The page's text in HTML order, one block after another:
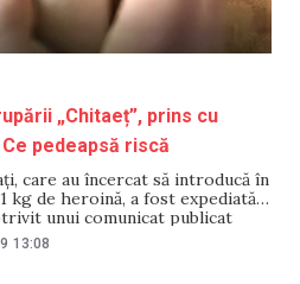
„Chitaeț”, prins cu
pedeapsă riscă
care au încercat să introducă în
kg de heroină, a fost expediată
unui comunicat publicat
inclupații sunt membrii
13:08